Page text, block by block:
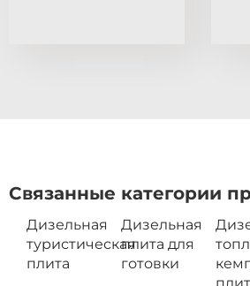
Связанные категории
Дизельная
туристическая
плита
Дизельная
плита для
готовки